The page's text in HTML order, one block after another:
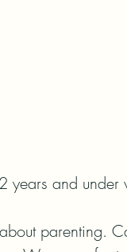
and under
parenting.